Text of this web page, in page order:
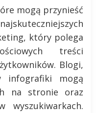
mogą przynieść
który polega
treści
Blogi,
infografiki mogą
na stronie oraz